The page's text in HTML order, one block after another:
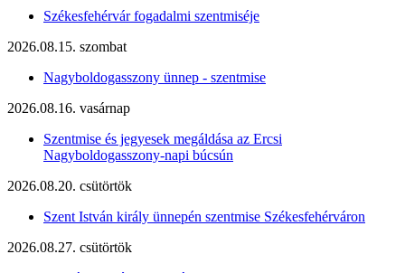
Székesfehérvár fogadalmi szentmiséje
2026.08.15. szombat
Nagyboldogasszony ünnep - szentmise
2026.08.16. vasárnap
Szentmise és jegyesek megáldása az Ercsi
Nagyboldogasszony-napi búcsún
2026.08.20. csütörtök
Szent István király ünnepén szentmise Székesfehérváron
2026.08.27. csütörtök